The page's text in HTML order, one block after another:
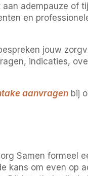
adempauze of
en
jouw
indicaties,
aanvragen bij
Samen formeel
kans om even op